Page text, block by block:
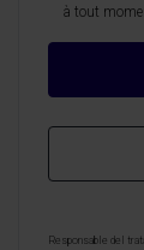
à tout
Responsable del